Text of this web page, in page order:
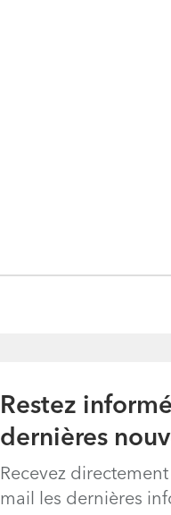
Restez
dernières
Recevez
mail les dernières